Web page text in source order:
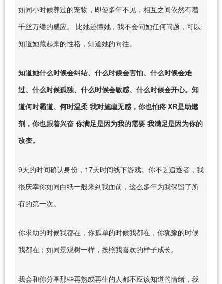
如同小时候养过的宠物，即使多年不见，相互之间依然有着
千丝万缕的感应。 比她还懂她，我不会问她任何问题，可以
知道她藏起来的性格，知道她的向往。
知道她什么时候会纠结、什么时候会害怕、什么时候会难
过、什么时候孤独、什么时候会敏感、什么时候会开心。知
道何时霸道、何时温柔 我对施虐无感，你也怕疼 XR是助燃
剂，你也跟着兴奋 你满足是因为我的需要 我满足是因为你的
改变。
9天的时间确认身份，17天时间线下游戏。你不乏追逐者，我
很庆幸你如同白纸一般来到我面前，这么多年为我保留了所
有的第一次。
你求助的时候我都在，你孤单的时候我都在，你犹豫的时候
我都在；如同景观树一样，按照我喜欢的样子成长。
我会和你分享那些再熟或再生的人都不应该知道的情绪，我